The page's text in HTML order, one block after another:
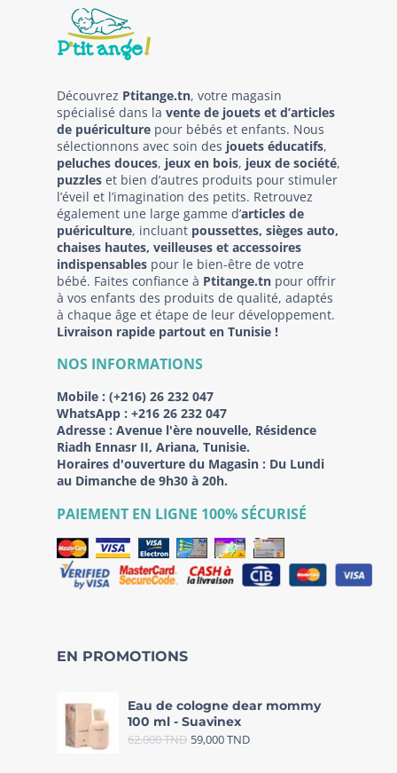
Découvrez Ptitange.tn, votre magasin
spécialisé dans la vente de jouets et d’articles
de puériculture pour bébés et enfants. Nous
sélectionnons avec soin des jouets éducatifs,
peluches douces, jeux en bois, jeux de société,
puzzles et bien d’autres produits pour stimuler
l’éveil et l’imagination des petits. Retrouvez
également une large gamme d’articles de
puériculture, incluant poussettes, sièges auto,
chaises hautes, veilleuses et accessoires
indispensables pour le bien-être de votre
bébé. Faites confiance à Ptitange.tn pour offrir
à vos enfants des produits de qualité, adaptés
à chaque âge et étape de leur développement.
Livraison rapide partout en Tunisie !
NOS INFORMATIONS
Mobile : (+216) 26 232 047
WhatsApp : +216 26 232 047
Adresse : Avenue l'ère nouvelle, Résidence
Riadh Ennasr II, Ariana, Tunisie.
Horaires d'ouverture du Magasin : Du Lundi
au Dimanche de 9h30 à 20h.
PAIEMENT EN LIGNE 100% SÉCURISÉ
EN PROMOTIONS
Eau de cologne dear mommy
100 ml - Suavinex
62,000TND 59,000TND